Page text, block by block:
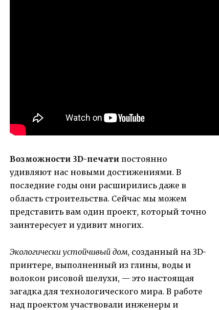
Возможности 3D-печати постоянно
удивляют нас новыми достижениями. В
последние годы они расширились даже в
область строительства. Сейчас мы можем
представить вам один проект, который точно
заинтересует и удивит многих.
Экологически устойчивый дом, созданный на 3D-
принтере, выполненный из глины, воды и
волокон рисовой шелухи, — это настоящая
загадка для технологического мира. В работе
над проектом участвовали инженеры и